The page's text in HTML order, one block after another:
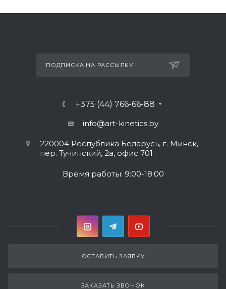
ПОДПИСКА НА РАССЫЛКУ
+375 (44) 766-66-88
info@art-kinetics.by
220004 Республика Беларусь, г. Минск,
пер. Тучинский, 2а, офис 701
Время работы: 9:00-18:00
ОСТАВИТЬ ЗАЯВКУ
ЗАКАЗАТЬ ЗВОНОК